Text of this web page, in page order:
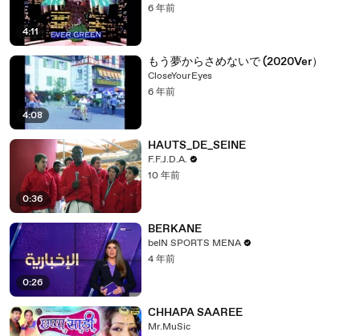
4:11
6 年前
4:08
もう夢からさめないで (2020Ver）
CloseYourEyes
6 年前
0:36
HAUTS_DE_SEINE
F.F.J.D.A.
10 年前
0:26
BERKANE
beIN SPORTS MENA
4 年前
CHHAPA SAAREE
Mr.MuSic